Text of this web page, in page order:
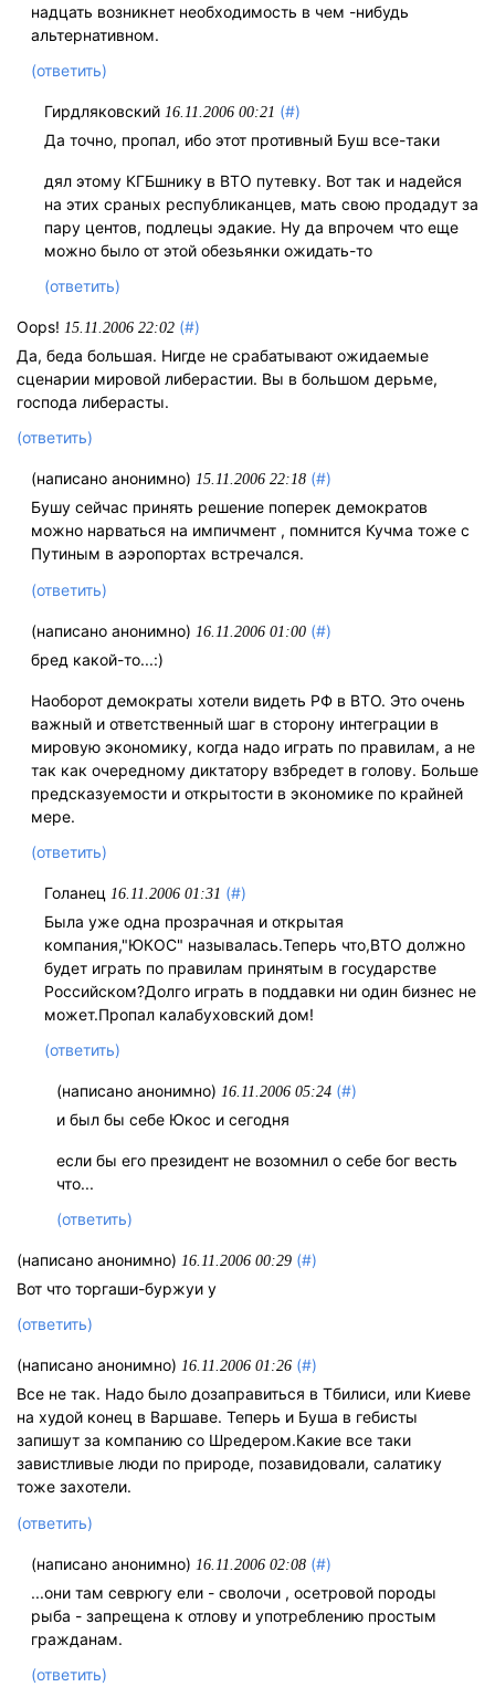
надцать возникнет необходимость в чем -нибудь
альтернативном.
(ответить)
Гирдляковский 16.11.2006 00:21 (#)
Да точно, пропал, ибо этот противный Буш все-таки
дял этому КГБшнику в ВТО путевку. Вот так и надейся
на этих сраных республиканцев, мать свою продадут за
пару центов, подлецы эдакие. Ну да впрочем что еще
можно было от этой обезьянки ожидать-то
(ответить)
Oops! 15.11.2006 22:02 (#)
Да, беда большая. Нигде не срабатывают ожидаемые
сценарии мировой либерастии. Вы в большом дерьме,
господа либерасты.
(ответить)
(написано анонимно) 15.11.2006 22:18 (#)
Бушу сейчас принять решение поперек демократов
можно нарваться на импичмент , помнится Кучма тоже с
Путиным в аэропортах встречался.
(ответить)
(написано анонимно) 16.11.2006 01:00 (#)
бред какой-то...:)
Наоборот демократы хотели видеть РФ в ВТО. Это очень
важный и ответственный шаг в сторону интеграции в
мировую экономику, когда надо играть по правилам, а не
так как очередному диктатору взбредет в голову. Больше
предсказуемости и открытости в экономике по крайней
мере.
(ответить)
Голанец 16.11.2006 01:31 (#)
Была уже одна прозрачная и открытая
компания,"ЮКОС" называлась.Теперь что,ВТО должно
будет играть по правилам принятым в государстве
Российском?Долго играть в поддавки ни один бизнес не
может.Пропал калабуховский дом!
(ответить)
(написано анонимно) 16.11.2006 05:24 (#)
и был бы себе Юкос и сегодня
если бы его президент не возомнил о себе бог весть
что...
(ответить)
(написано анонимно) 16.11.2006 00:29 (#)
Вот что торгаши-буржуи у
(ответить)
(написано анонимно) 16.11.2006 01:26 (#)
Все не так. Надо было дозаправиться в Тбилиси, или Киеве
на худой конец в Варшаве. Теперь и Буша в гебисты
запишут за компанию со Шредером.Какие все таки
завистливые люди по природе, позавидовали, салатику
тоже захотели.
(ответить)
(написано анонимно) 16.11.2006 02:08 (#)
...они там севрюгу ели - сволочи , осeтровой породы
рыба - запрещена к отлову и употреблению простым
гражданам.
(ответить)